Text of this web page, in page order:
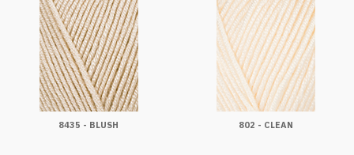
8435 - BLUSH 802 - CLEAN